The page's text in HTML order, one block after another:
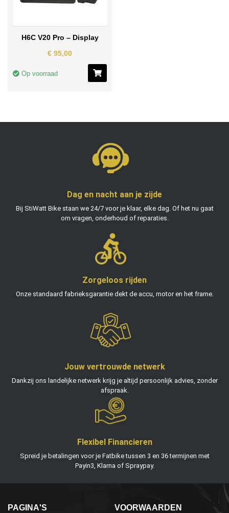
H6C V20 Pro – Display
€ 95,00
Op voorraad
Dag en nacht aan je zijde
Bij StiWatt Bike staan we 24/7 voor je klaar, elke dag. Of het nu gaat
om vragen, onderhoud of reparaties.
Zorgeloos rijden
Onze standaard fabrieksgarantie dekt de accu, motor en het frame.
Jouw vertrouwde netwerk
Dankzij ons landelijke netwerk krijg je altijd persoonlijk advies, zonder
afspraak.
Flexibel Financieren
Spreid je betalingen voor je Fatbike tussen 3 en 36 termijnen met
Payin3, Klarna of Spraypay.
PAGINA'S VOORWAARDEN